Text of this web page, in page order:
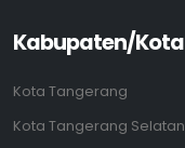
Kabupaten/Kota
Kota Tangerang
Kota Tangerang Selatan